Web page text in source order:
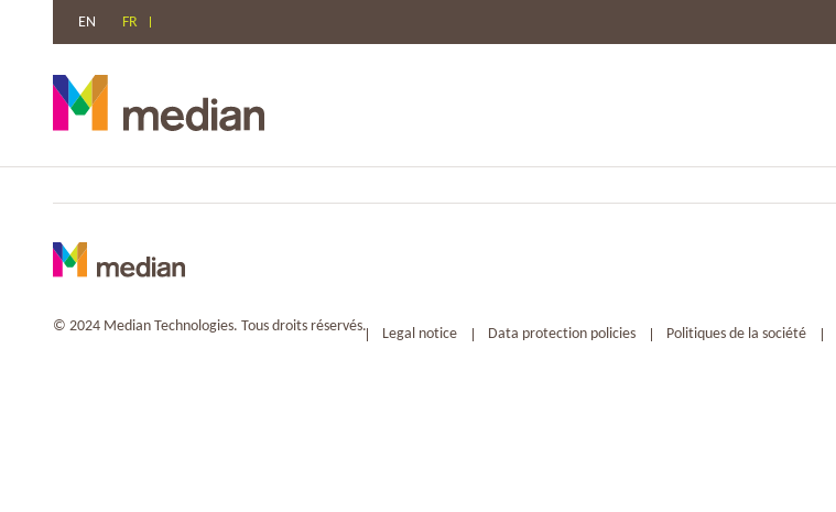
EN FR
© 2024 Median Technologies. Tous droits réservés. Legal notice Data protection policies Politiques de la société